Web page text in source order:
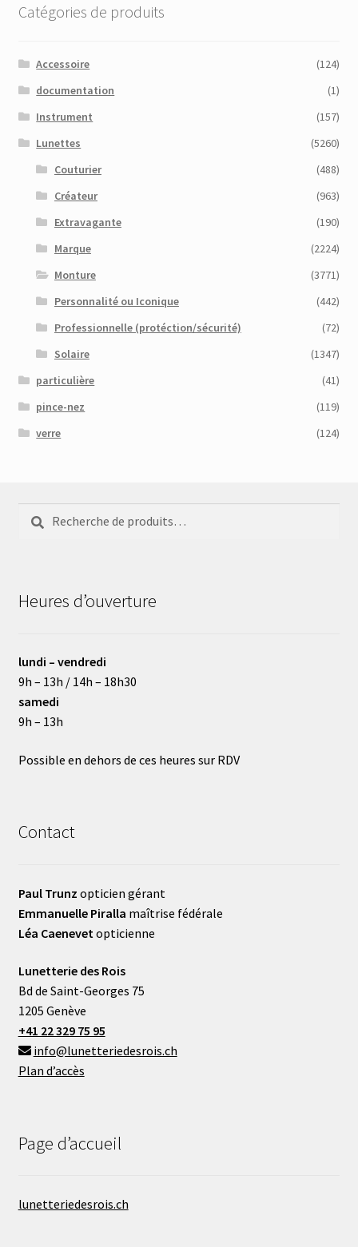
Catégories de produits
Accessoire
(124)
documentation
(1)
Instrument
(157)
Lunettes
(5260)
Couturier
(488)
Créateur
(963)
Extravagante
(190)
Marque
(2224)
Monture
(3771)
Personnalité ou Iconique
(442)
Professionnelle (protéction/sécurité)
(72)
Solaire
(1347)
particulière
(41)
pince-nez
(119)
verre
(124)
Recherche
pour :
Recherche
Heures d’ouverture
lundi – vendredi
9h – 13h / 14h – 18h30
samedi
9h – 13h
Possible en dehors de ces heures sur RDV
Contact
Paul Trunz opticien gérant
Emmanuelle Piralla maîtrise fédérale
Léa Caenevet opticienne
Lunetterie des Rois
Bd de Saint-Georges 75
1205 Genève
+41 22 329 75 95
info@lunetteriedesrois.ch
Plan d’accès
Page d’accueil
lunetteriedesrois.ch